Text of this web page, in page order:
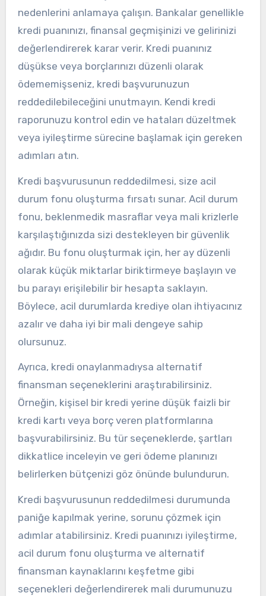
nedenlerini anlamaya çalışın. Bankalar genellikle
kredi puanınızı, finansal geçmişinizi ve gelirinizi
değerlendirerek karar verir. Kredi puanınız
düşükse veya borçlarınızı düzenli olarak
ödememişseniz, kredi başvurunuzun
reddedilebileceğini unutmayın. Kendi kredi
raporunuzu kontrol edin ve hataları düzeltmek
veya iyileştirme sürecine başlamak için gereken
adımları atın.
Kredi başvurusunun reddedilmesi, size acil
durum fonu oluşturma fırsatı sunar. Acil durum
fonu, beklenmedik masraflar veya mali krizlerle
karşılaştığınızda sizi destekleyen bir güvenlik
ağıdır. Bu fonu oluşturmak için, her ay düzenli
olarak küçük miktarlar biriktirmeye başlayın ve
bu parayı erişilebilir bir hesapta saklayın.
Böylece, acil durumlarda krediye olan ihtiyacınız
azalır ve daha iyi bir mali dengeye sahip
olursunuz.
Ayrıca, kredi onaylanmadıysa alternatif
finansman seçeneklerini araştırabilirsiniz.
Örneğin, kişisel bir kredi yerine düşük faizli bir
kredi kartı veya borç veren platformlarına
başvurabilirsiniz. Bu tür seçeneklerde, şartları
dikkatlice inceleyin ve geri ödeme planınızı
belirlerken bütçenizi göz önünde bulundurun.
Kredi başvurusunun reddedilmesi durumunda
paniğe kapılmak yerine, sorunu çözmek için
adımlar atabilirsiniz. Kredi puanınızı iyileştirme,
acil durum fonu oluşturma ve alternatif
finansman kaynaklarını keşfetme gibi
seçenekleri değerlendirerek mali durumunuzu